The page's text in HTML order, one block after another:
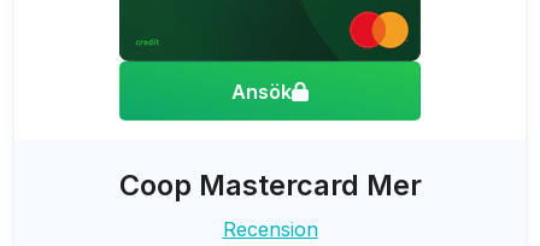
Ansök
Coop Mastercard Mer
Recension